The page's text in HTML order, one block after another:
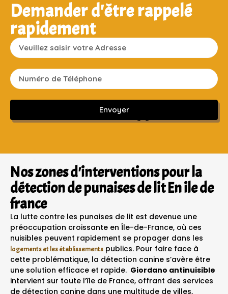
Demander d'être rappelé
rapidement
Envoyer
Sans engagement ni frais cachés
Nos zones d'interventions pour la
détection de punaises de lit En ile de
france
La lutte contre les punaises de lit est devenue une
préoccupation croissante en Île-de-France, où ces
nuisibles peuvent rapidement se propager dans les
logements et les établissements publics. Pour faire face à
cette problématique, la détection canine s’avère être
une solution efficace et rapide. Giordano antinuisible
intervient sur toute l’île de France, offrant des services
de détection canine dans une multitude de villes,